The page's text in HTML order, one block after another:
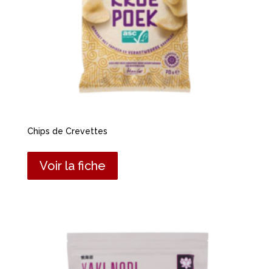
Chips de Crevettes
Voir la fiche